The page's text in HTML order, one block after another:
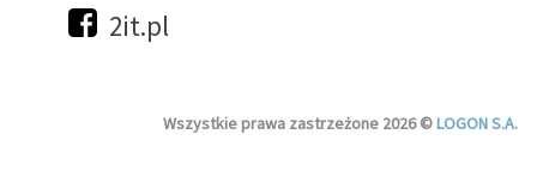
2it.pl
Wszystkie prawa zastrzeżone 2026 ©LOGON S.A.